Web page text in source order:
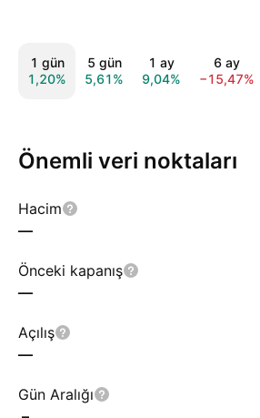
1 gün
1,20%
5 gün
5,61%
1 ay
9,04%
6 ay
−15,47%
Önemli veri noktaları
Hacim
—
Önceki kapanış
—
Açılış
—
Gün Aralığı